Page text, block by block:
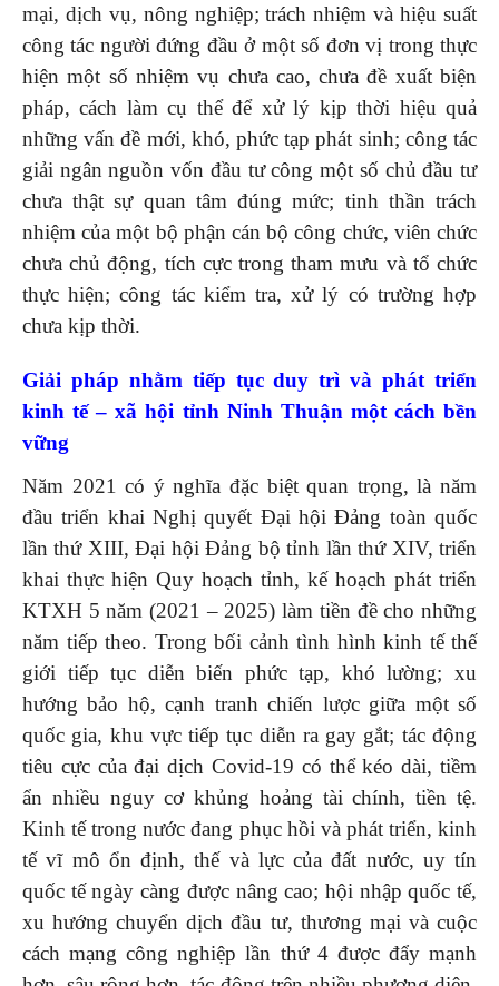
mại, dịch vụ, nông nghiệp; trách nhiệm và hiệu suất
công tác người đứng đầu ở một số đơn vị trong thực
hiện một số nhiệm vụ chưa cao, chưa đề xuất biện
pháp, cách làm cụ thể để xử lý kịp thời hiệu quả
những vấn đề mới, khó, phức tạp phát sinh; công tác
giải ngân nguồn vốn đầu tư công một số chủ đầu tư
chưa thật sự quan tâm đúng mức; tinh thần trách
nhiệm của một bộ phận cán bộ công chức, viên chức
chưa chủ động, tích cực trong tham mưu và tổ chức
thực hiện; công tác kiểm tra, xử lý có trường hợp
chưa kịp thời.
Giải pháp nhằm tiếp tục duy trì và phát triển
kinh tế – xã hội tỉnh Ninh Thuận một cách bền
vững
Năm 2021 có ý nghĩa đặc biệt quan trọng, là năm
đầu triển khai Nghị quyết Đại hội Đảng toàn quốc
lần thứ XIII, Đại hội Đảng bộ tỉnh lần thứ XIV, triển
khai thực hiện Quy hoạch tỉnh, kế hoạch phát triển
KTXH 5 năm (2021 – 2025) làm tiền đề cho những
năm tiếp theo. Trong bối cảnh tình hình kinh tế thế
giới tiếp tục diễn biến phức tạp, khó lường; xu
hướng bảo hộ, cạnh tranh chiến lược giữa một số
quốc gia, khu vực tiếp tục diễn ra gay gắt; tác động
tiêu cực của đại dịch Covid-19 có thể kéo dài, tiềm
ẩn nhiều nguy cơ khủng hoảng tài chính, tiền tệ.
Kinh tế trong nước đang phục hồi và phát triển, kinh
tế vĩ mô ổn định, thế và lực của đất nước, uy tín
quốc tế ngày càng được nâng cao; hội nhập quốc tế,
xu hướng chuyển dịch đầu tư, thương mại và cuộc
cách mạng công nghiệp lần thứ 4 được đẩy mạnh